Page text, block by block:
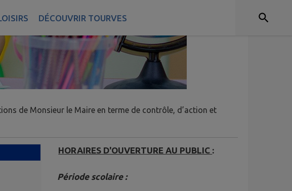
DÉCOUVRIR TOURVES
de Monsieur le Maire en terme de contrôle, d’action et
HORAIRES D'OUVERTURE AU PUBLIC :
Période scolaire :